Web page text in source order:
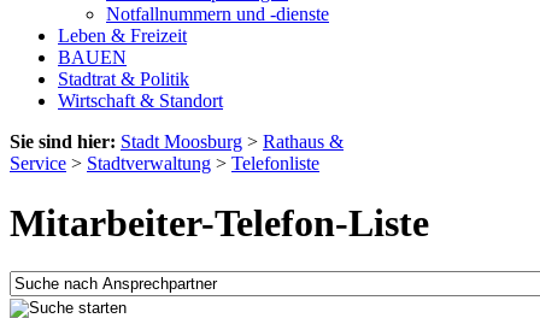
Notfallnummern und -dienste
Leben & Freizeit
BAUEN
Stadtrat & Politik
Wirtschaft & Standort
Sie sind hier: Stadt Moosburg > Rathaus &
Service > Stadtverwaltung > Telefonliste
Mitarbeiter-Telefon-Liste